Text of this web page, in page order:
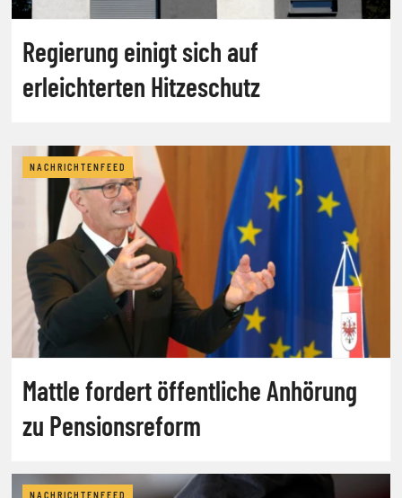
Regierung einigt sich auf
erleichterten Hitzeschutz
NACHRICHTENFEED
Mattle fordert öffentliche Anhörung
zu Pensionsreform
NACHRICHTENFEED